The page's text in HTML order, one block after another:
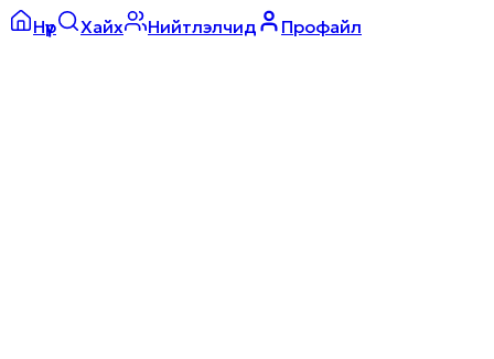
Нүүр Хайх Нийтлэлчид Профайл